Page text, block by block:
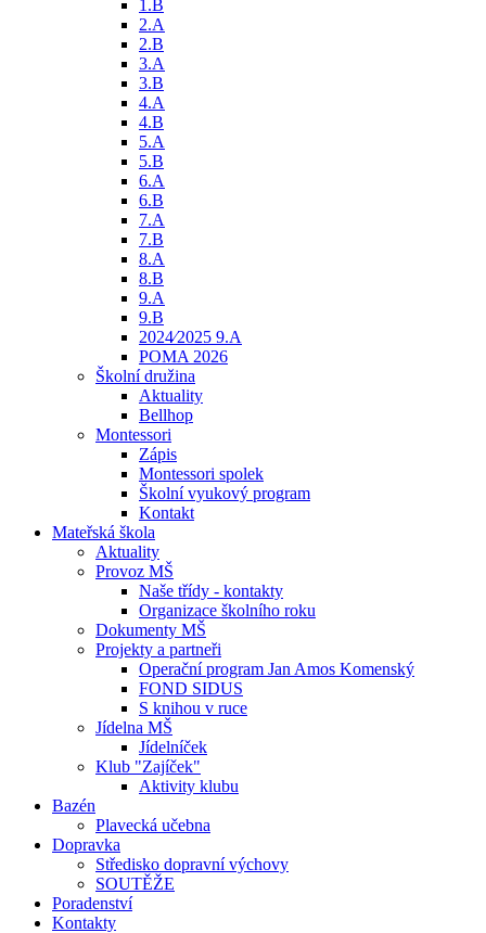
1.B
2.A
2.B
3.A
3.B
4.A
4.B
5.A
5.B
6.A
6.B
7.A
7.B
8.A
8.B
9.A
9.B
2024⁄2025 9.A
POMA 2026
Školní družina
Aktuality
Bellhop
Montessori
Zápis
Montessori spolek
Školní vyukový program
Kontakt
Mateřská škola
Aktuality
Provoz MŠ
Naše třídy - kontakty
Organizace školního roku
Dokumenty MŠ
Projekty a partneři
Operační program Jan Amos Komenský
FOND SIDUS
S knihou v ruce
Jídelna MŠ
Jídelníček
Klub "Zajíček"
Aktivity klubu
Bazén
Plavecká učebna
Dopravka
Středisko dopravní výchovy
SOUTĚŽE
Poradenství
Kontakty